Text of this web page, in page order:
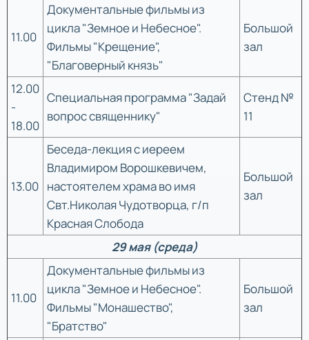
11.00
Документальные фильмы из
цикла "Земное и Небесное".
Фильмы "Крещение",
"Благоверный князь"
Большой
зал
12.00
-
18.00
Специальная программа "Задай
вопрос священнику"
Стенд №
11
13.00
Беседа-лекция с иереем
Владимиром Ворошкевичем,
настоятелем храма во имя
Свт.Николая Чудотворца, г/п
Красная Слобода
Большой
зал
29 мая (среда)
11.00
Документальные фильмы из
цикла "Земное и Небесное".
Фильмы "Монашество",
"Братство"
Большой
зал